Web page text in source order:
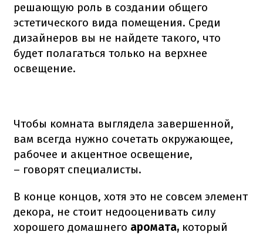
решающую роль в создании общего
эстетического вида помещения. Среди
дизайнеров вы не найдете такого, что
будет полагаться только на верхнее
освещение.
Чтобы комната выглядела завершенной,
вам всегда нужно сочетать окружающее,
рабочее и акцентное освещение,
– говорят специалисты.
В конце концов, хотя это не совсем элемент
декора, не стоит недооценивать силу
хорошего домашнего аромата, который